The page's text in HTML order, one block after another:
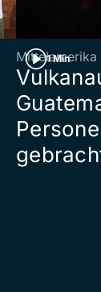
1 Min
Mittelamerika